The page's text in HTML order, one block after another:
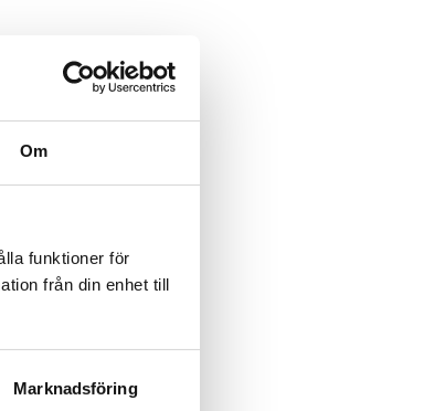
Om
funktioner för
från din enhet till
Marknadsföring